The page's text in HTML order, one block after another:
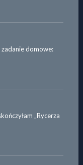
domowe:
„Rycerza